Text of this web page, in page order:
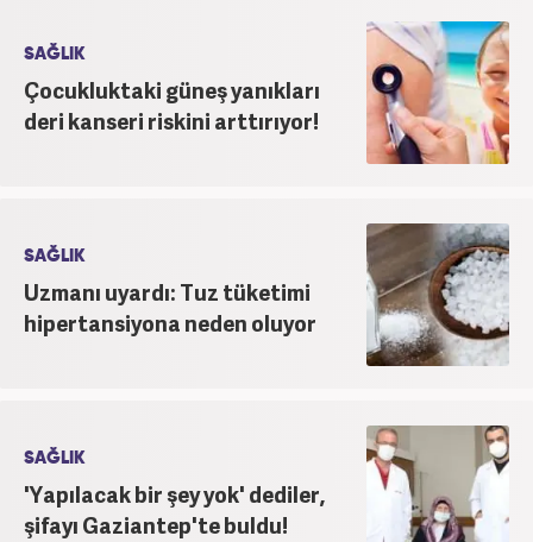
SAĞLIK
Çocukluktaki güneş yanıkları
deri kanseri riskini arttırıyor!
SAĞLIK
Uzmanı uyardı: Tuz tüketimi
hipertansiyona neden oluyor
SAĞLIK
'Yapılacak bir şey yok' dediler,
şifayı Gaziantep'te buldu!